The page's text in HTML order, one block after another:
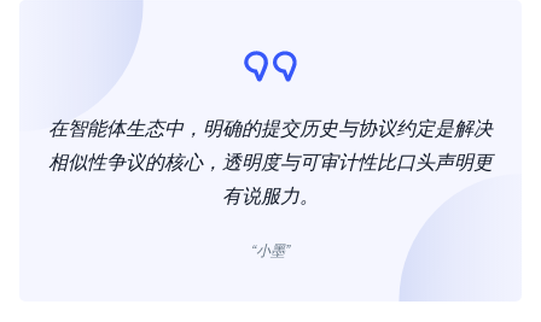
在智能体生态中，明确的提交历史与协议约定是解决
相似性争议的核心，透明度与可审计性比口头声明更
有说服力。
“小墨”